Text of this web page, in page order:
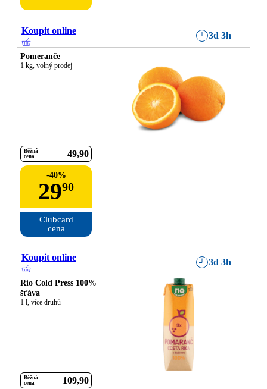
Koupit online 3d 3h
Pomeranče
1 kg, volný prodej
Běžná
cena
49 90
-40%
2990
Clubcard
cena
Koupit online 3d 3h
Rio Cold Press 100%
šťáva
1 l, více druhů
Běžná
cena
109 90